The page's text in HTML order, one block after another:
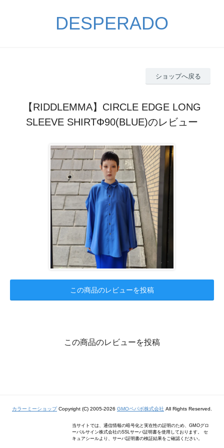
DESPERADO
ショップへ戻る
【RIDDLEMMA】CIRCLE EDGE LONG
SLEEVE SHIRTΦ90(BLUE)のレビュー
この商品のレビューを投稿
この商品のレビューを投稿
カラーミーショップCopyright (C) 2005-2026 GMOペパボ株式会社 All Rights Reserved.
当サイトでは、通信情報の暗号化と実在性の証明のため、GMOグロ
ーバルサイン株式会社のSSLサーバ証明書を使用しております。 セ
キュアシールより、サーバ証明書の検証結果をご確認ください。